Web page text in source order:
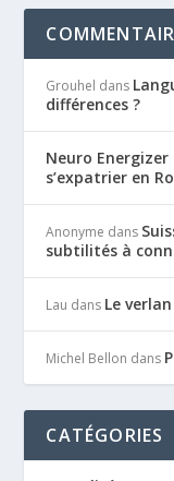
Grouhel dans
différences ?
Neuro Energizer
s’expatrier en
Anonyme dans
subtilités à
Lau dans Le
Michel Bellon dans
CATÉGORIES